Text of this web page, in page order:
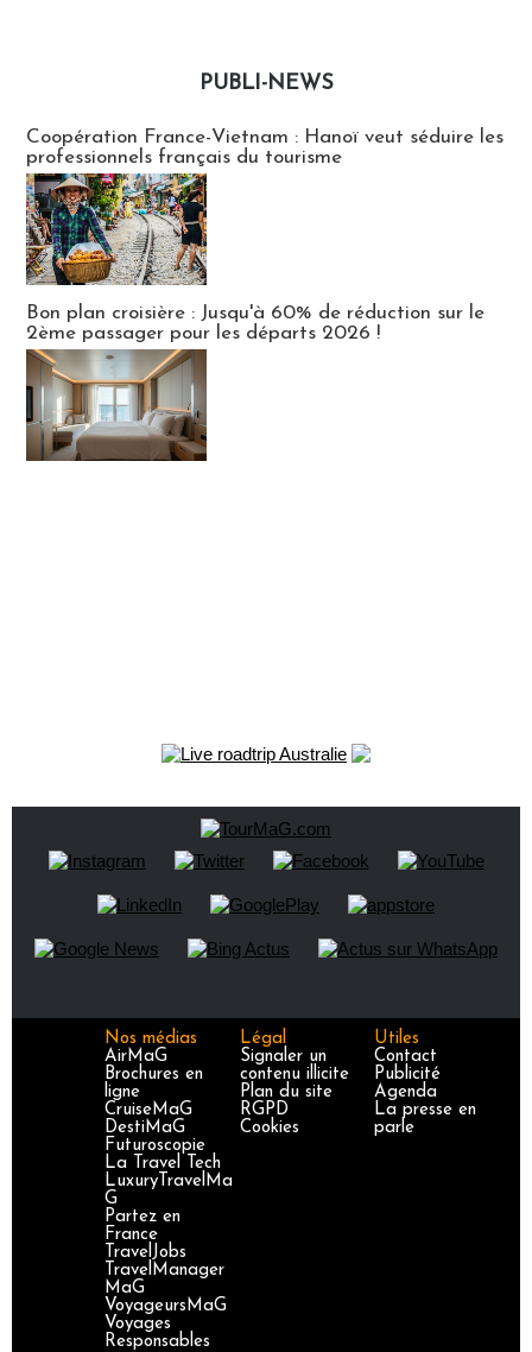
PUBLI-NEWS
Coopération France-Vietnam : Hanoï veut séduire les
professionnels français du tourisme
Bon plan croisière : Jusqu'à 60% de réduction sur le
2ème passager pour les départs 2026 !
Nos médias
AirMaG
Brochures en
ligne
CruiseMaG
DestiMaG
Futuroscopie
La Travel Tech
LuxuryTravelMa
G
Partez en
France
TravelJobs
TravelManager
MaG
VoyageursMaG
Voyages
Responsables
Légal
Signaler un
contenu illicite
Plan du site
RGPD
Cookies
Utiles
Contact
Publicité
Agenda
La presse en
parle